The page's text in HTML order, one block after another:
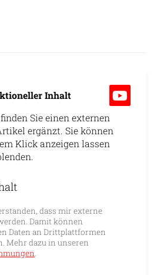
Inhalt
Sie einen externen
ergänzt. Sie können
Klick anzeigen lassen
dass mir externe
Damit können
Daten an Drittplattformen
Mehr dazu in unseren
.